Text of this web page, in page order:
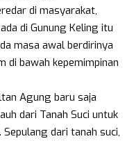
di masyarakat,
di Gunung Keling itu
masa awal berdirinya
di bawah kepemimpinan
Agung baru saja
dari Tanah Suci untuk
Sepulang dari tanah suci,